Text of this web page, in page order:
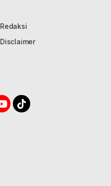
Redaksi
Disclaimer